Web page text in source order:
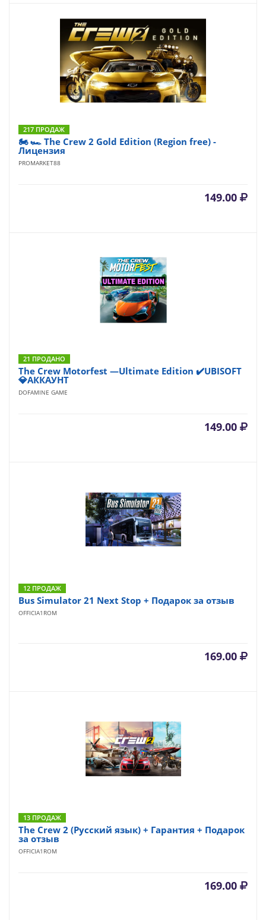
217 ПРОДАЖ
🏍 🏎 The Crew 2 Gold Edition (Region free) -
Лицензия
PROMARKET88
149.00
21 ПРОДАНО
The Crew Motorfest —Ultimate Edition ✔️UBISOFT
💎АККАУНТ
DOFAMINE GAME
149.00
12 ПРОДАЖ
Bus Simulator 21 Next Stop + Подарок за отзыв
OFFICIA1ROM
169.00
13 ПРОДАЖ
The Crew 2 (Русский язык) + Гарантия + Подарок
за отзыв
OFFICIA1ROM
169.00